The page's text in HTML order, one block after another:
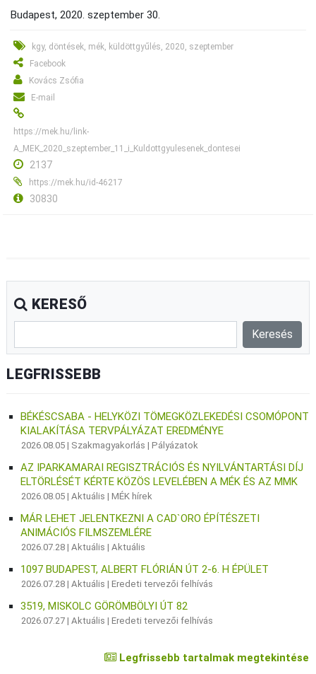
Budapest, 2020. szeptember 30.
kgy, döntések, mék, küldöttgyűlés, 2020, szeptember
Facebook
Kovács Zsófia
E-mail
https://mek.hu/link-
A_MEK_2020_szeptember_11_i_Kuldottgyulesenek_dontesei
2137
https://mek.hu/id-46217
30830
KERESŐ
LEGFRISSEBB
BÉKÉSCSABA - HELYKÖZI TÖMEGKÖZLEKEDÉSI CSOMÓPONT
KIALAKÍTÁSA TERVPÁLYÁZAT EREDMÉNYE
2026.08.05 | Szakmagyakorlás |Pályázatok
AZ IPARKAMARAI REGISZTRÁCIÓS ÉS NYILVÁNTARTÁSI DÍJ
ELTÖRLÉSÉT KÉRTE KÖZÖS LEVELÉBEN A MÉK ÉS AZ MMK
2026.08.05 |Aktuális |MÉK hírek
MÁR LEHET JELENTKEZNI A CAD`ORO ÉPÍTÉSZETI
ANIMÁCIÓS FILMSZEMLÉRE
2026.07.28 |Aktuális |Aktuális
1097 BUDAPEST, ALBERT FLÓRIÁN ÚT 2-6. H ÉPÜLET
2026.07.28 |Aktuális |Eredeti tervezői felhívás
3519, MISKOLC GÖRÖMBÖLYI ÚT 82
2026.07.27 |Aktuális |Eredeti tervezői felhívás
Legfrissebb tartalmak megtekintése